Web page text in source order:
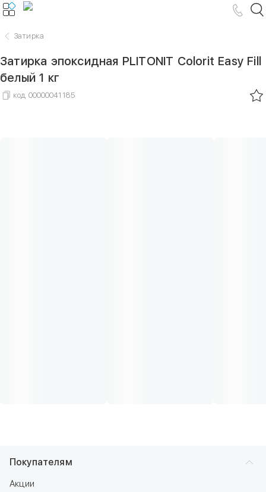
Затирка
Затирка эпоксидная PLITONIT Colorit Easy Fill
белый 1 кг
код 00000041185
Покупателям
Акции